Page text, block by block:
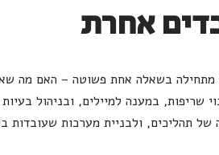
אחרת
מתחילה בשאלה אחת פשוטה – האם מה
שריפות, במענה למיילים, ובניהול
תהליכים, ולבניית מערכות שעובדות